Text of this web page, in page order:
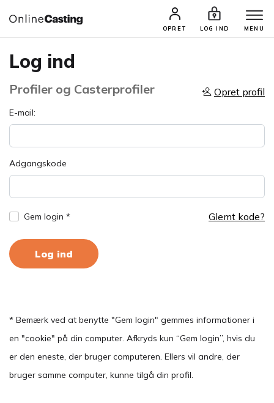
OPRET LOG IND MENU
Log ind
Profiler og Casterprofiler Opret profil
E-mail:
Adgangskode
Gem login * Glemt kode?
Log ind
* Bemærk ved at benytte "Gem login" gemmes informationer i
en "cookie" på din computer. Afkryds kun “Gem login”, hvis du
er den eneste, der bruger computeren. Ellers vil andre, der
bruger samme computer, kunne tilgå din profil.